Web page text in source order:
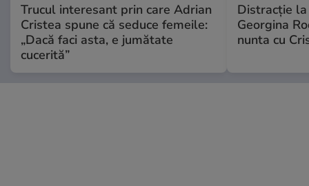
Trucul interesant prin care Adrian
Cristea spune că seduce femeile:
„Dacă faci asta, e jumătate
cucerită”
Distracție
Georgina
nunta cu